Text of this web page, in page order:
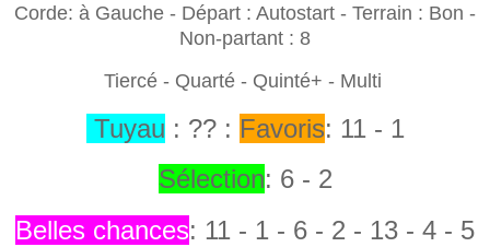
Corde: à Gauche - Départ : Autostart - Terrain : Bon -
Non-partant : 8
Tiercé - Quarté - Quinté+ - Multi
Tuyau : ?? : Favoris: 11 - 1
Sélection: 6 - 2
Belles chances: 11 - 1 - 6 - 2 - 13 - 4 - 5